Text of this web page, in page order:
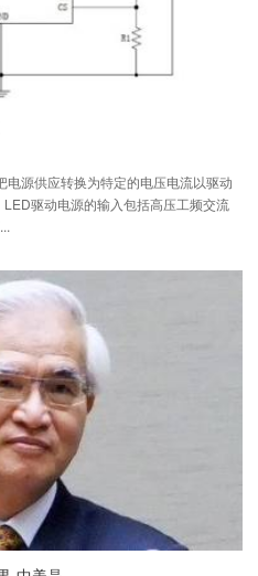
源供应转换为特定的电压电流以驱动
驱动电源的输入包括高压工频交流